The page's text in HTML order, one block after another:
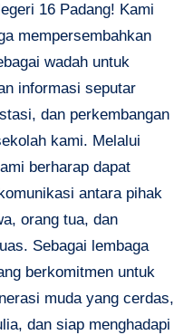
16 Padang! Kami
mempersembahkan
wadah untuk
informasi seputar
dan perkembangan
kami. Melalui
berharap dapat
antara pihak
orang tua, dan
Sebagai lembaga
berkomitmen untuk
muda yang cerdas,
dan siap menghadapi